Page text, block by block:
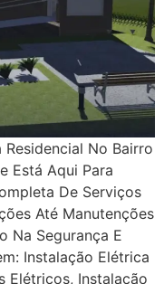
No Bairro
Está Aqui Para
De Serviços
Até Manutenções
Na Segurança E
Instalação Elétrica
Elétricos, Instalação